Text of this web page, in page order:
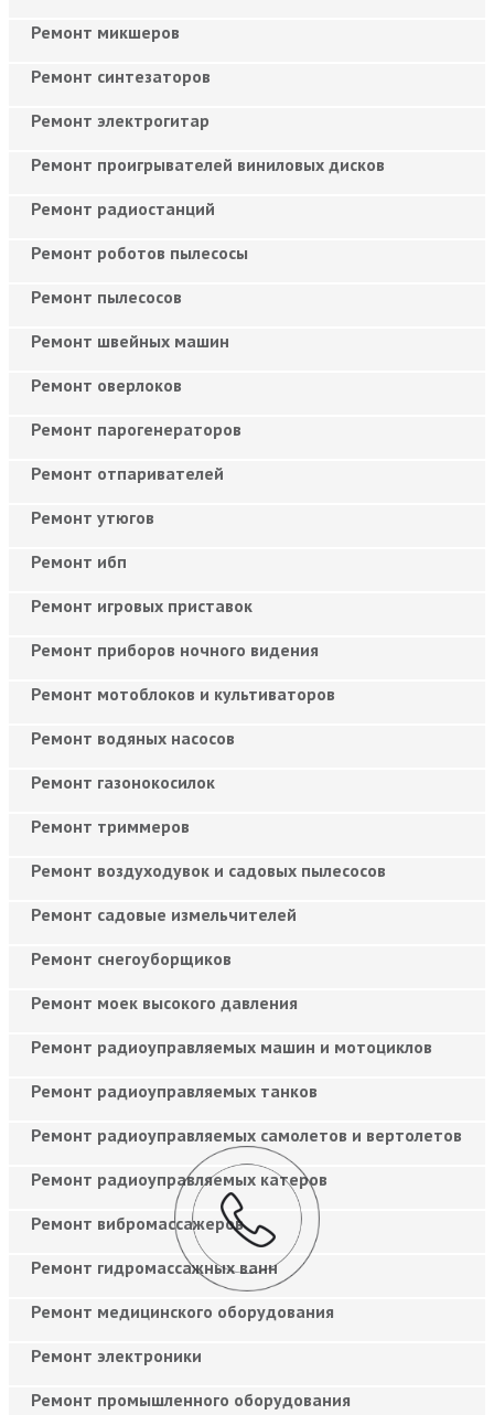
Ремонт микшеров
Ремонт синтезаторов
Ремонт электрогитар
Ремонт проигрывателей виниловых дисков
Ремонт радиостанций
Ремонт роботов пылесосы
Ремонт пылесосов
Ремонт швейных машин
Ремонт оверлоков
Ремонт парогенераторов
Ремонт отпаривателей
Ремонт утюгов
Ремонт ибп
Ремонт игровых приставок
Ремонт приборов ночного видения
Ремонт мотоблоков и культиваторов
Ремонт водяных насосов
Ремонт газонокосилок
Ремонт триммеров
Ремонт воздуходувок и садовых пылесосов
Ремонт садовые измельчителей
Ремонт снегоуборщиков
Ремонт моек высокого давления
Ремонт радиоуправляемых машин и мотоциклов
Ремонт радиоуправляемых танков
Ремонт радиоуправляемых самолетов и вертолетов
Ремонт радиоуправляемых катеров
Ремонт вибромассажеров
Ремонт гидромассажных ванн
Ремонт медицинского оборудования
Ремонт электроники
Ремонт промышленного оборудования